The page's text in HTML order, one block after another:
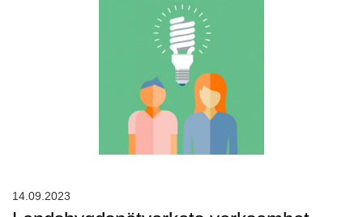
14.09.2023